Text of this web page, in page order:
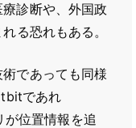
診断や、外国政
る恐れもある。
であっても同様
であれ
位置情報を追